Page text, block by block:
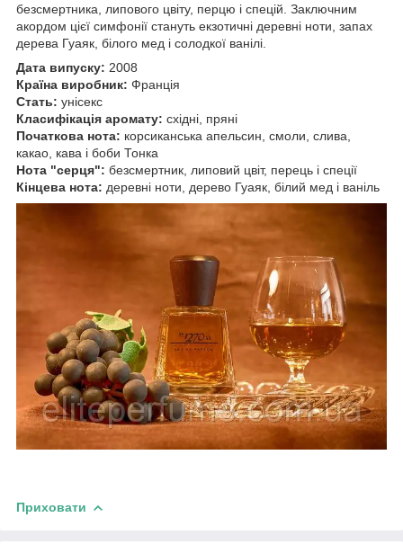
безсмертника, липового цвіту, перцю і спецій. Заключним
акордом цієї симфонії стануть екзотичні деревні ноти, запах
дерева Гуаяк, білого мед і солодкої ванілі.
Дата випуску: 2008
Країна виробник: Франція
Стать: унісекс
Класифікація аромату: східні, пряні
Початкова нота: корсиканська апельсин, смоли, слива,
какао, кава і боби Тонка
Нота "серця": безсмертник, липовий цвіт, перець і спеції
Кінцева нота: деревні ноти, дерево Гуаяк, білий мед і ваніль
Приховати